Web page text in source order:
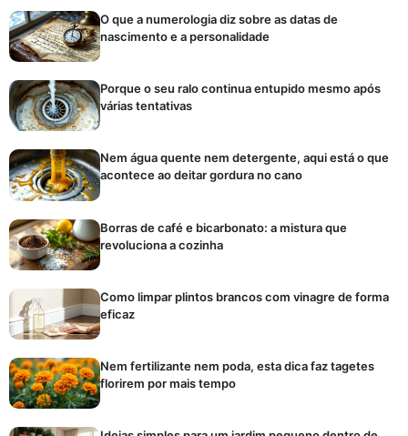
O que a numerologia diz sobre as datas de
nascimento e a personalidade
Porque o seu ralo continua entupido mesmo após
várias tentativas
Nem água quente nem detergente, aqui está o que
acontece ao deitar gordura no cano
Borras de café e bicarbonato: a mistura que
revoluciona a cozinha
Como limpar plintos brancos com vinagre de forma
eficaz
Nem fertilizante nem poda, esta dica faz tagetes
florirem por mais tempo